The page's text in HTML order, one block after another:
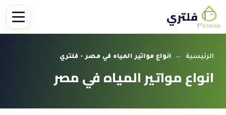
فلتري
الرئيسية ← انواع مواتير المياه في مصر - فلتري
انواع مواتير المياه في مصر